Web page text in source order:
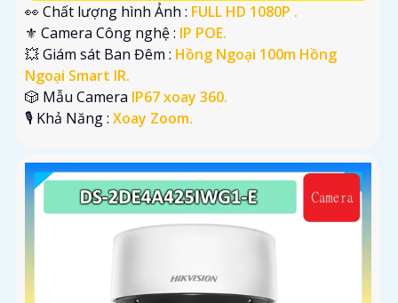
👀 Chất lượng hình Ảnh : FULL HD 1080P .
⚜️ Camera Công nghệ : IP POE.
💥 Giám sát Ban Đêm : Hồng Ngoại 100m Hồng
Ngoại Smart IR.
🎲 Mẫu Camera IP67 xoay 360.
️🎙 Khả Năng : Xoay Zoom.